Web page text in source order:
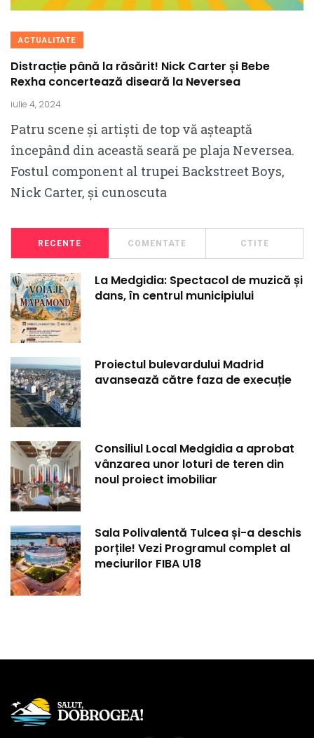
ACTUALITATE
Distracție până la răsărit! Nick Carter și Bebe
Rexha concertează diseară la Neversea
iulie 4, 2024
Patru scene și artiști de top vă așteaptă
începând din această seară pe plaja Neversea.
Fostul component al trupei Backstreet Boys,
Nick Carter, și cunoscuta
RECENTE COMENTATE CTITE
La Medgidia: Spectacol de muzică și
dans, în centrul municipiului
Proiectul bulevardului Madrid
avansează către faza de execuție
Consiliul Local Medgidia a aprobat
vânzarea unor loturi de teren din
noul proiect imobiliar
Sala Polivalentă Tulcea și-a deschis
porțile! Vezi Programul complet al
meciurilor FIBA U18